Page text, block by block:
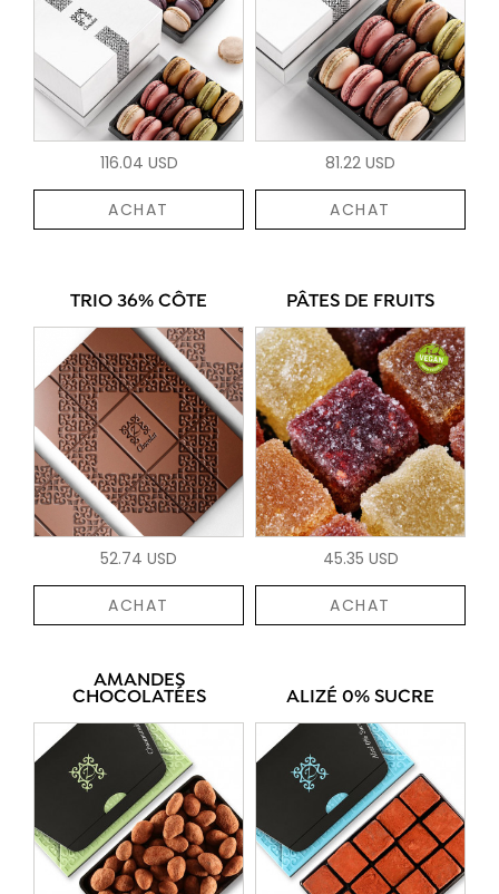
116.04 USD
ACHAT
81.22 USD
ACHAT
TRIO 36% CÔTE
52.74 USD
ACHAT
PÂTES DE FRUITS
45.35 USD
ACHAT
AMANDES
CHOCOLATÉES ALIZÉ 0% SUCRE